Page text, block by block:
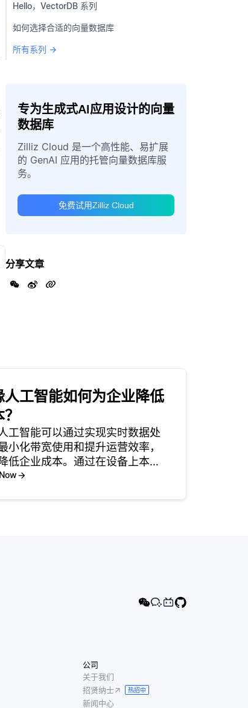
Hello，VectorDB 系列
如何选择合适的向量数据库
所有系列 →
专为生成式AI应用设计的向量
数据库
Zilliz Cloud 是一个高性能、易扩展
的 GenAI 应用的托管向量数据库服
务。
免费试用Zilliz Cloud
分享文章
人工智能如何为企业降低
工智能可以通过实现实时数据处
小化带宽使用和提升运营效率，
低企业成本。通过在设备上本地
据，而不是将其发送到集中式云
公司
关于我们
招贤纳士
热招中
新闻中心